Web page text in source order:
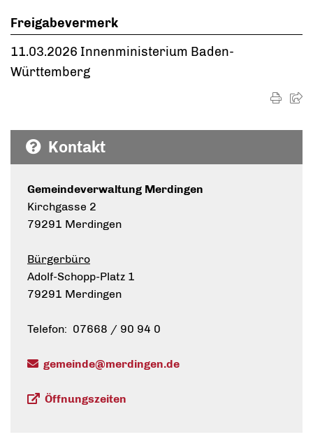
Freigabevermerk
11.03.2026 Innenministerium Baden-
Württemberg
Kontakt
Gemeindeverwaltung Merdingen
Kirchgasse 2
79291 Merdingen
Bürgerbüro
Adolf-Schopp-Platz 1
79291 Merdingen
Telefon: 07668 / 90 94 0
gemeinde@merdingen.de
Öffnungszeiten